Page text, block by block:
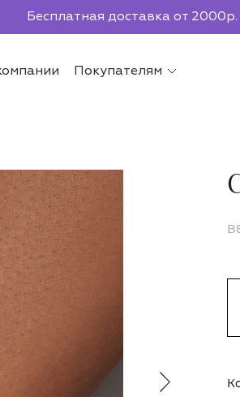
Бесплатная доставка от 2000р.
Покупателям